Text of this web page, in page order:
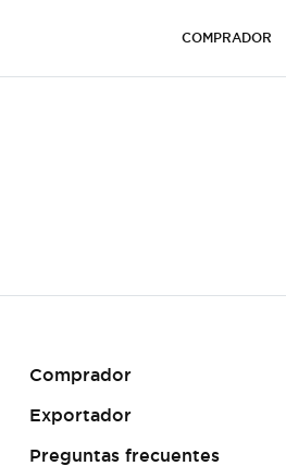
COMPRADOR
Comprador
Exportador
Preguntas frecuentes